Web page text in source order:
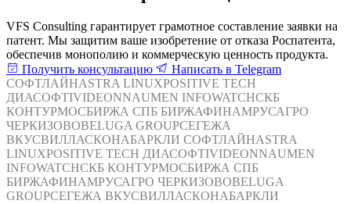
VFS Consulting гарантирует грамотное составление заявки на
патент. Мы защитим ваше изобретение от отказа Роспатента,
обеспечив монополию и коммерческую ценность продукта.
Получить консультацию
Написать в Telegram
СОФТЛАЙНASTRA LINUXPOSITIVE TECH
ДИАСОФТIVIDEONNAUMEN INFOWATCHСКБ
КОНТУРМОСБИРЖА СПБ БИРЖАФИНАМРУСАГРО
ЧЕРКИЗОВОBELUGA GROUPСЕГЕЖА
ВКУСВИЛЛАСКОНАБАРКЛИ СОФТЛАЙНASTRA
LINUXPOSITIVE TECH ДИАСОФТIVIDEONNAUMEN
INFOWATCHСКБ КОНТУРМОСБИРЖА СПБ
БИРЖАФИНАМРУСАГРО ЧЕРКИЗОВОBELUGA
GROUPСЕГЕЖА ВКУСВИЛЛАСКОНАБАРКЛИ